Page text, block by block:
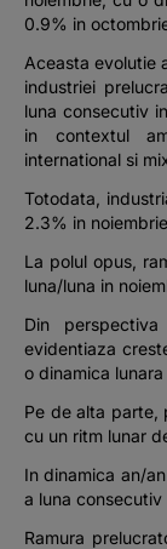
Banking, pe
0.9% in
Aceasta evolutie
industriei
luna consecutiv
in contextul
international si
Totodata,
2.3% in
La polul opus,
luna/luna in
Din
evidentiaza
o dinamica
Pe de alta parte,
cu un ritm lunar
In dinamica an/
a luna
Ramura